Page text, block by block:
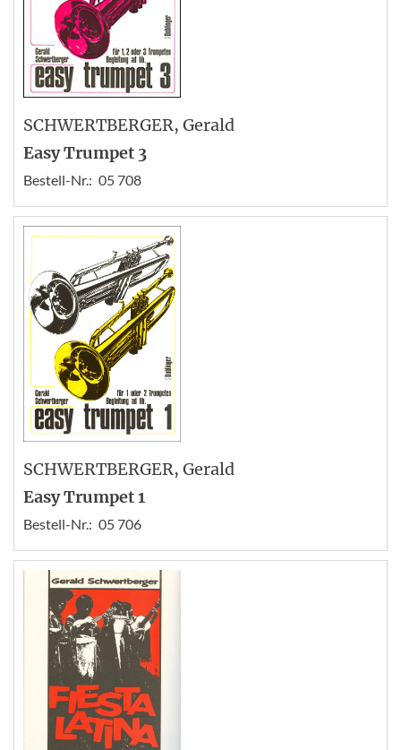
SCHWERTBERGER, Gerald
Easy Trumpet 3
Bestell-Nr.: 05 708
SCHWERTBERGER, Gerald
Easy Trumpet 1
Bestell-Nr.: 05 706